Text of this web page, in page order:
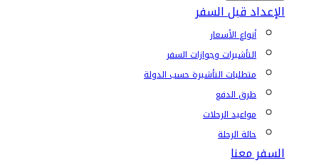
الإعداد قبل السفر
أنواع الأسعار
التأشيرات وجوازات السفر
متطلبات التأشيرة حسب الدولة
طرق الدفع
مواعيد الرحلات
حالة الرحلة
السفر معنا